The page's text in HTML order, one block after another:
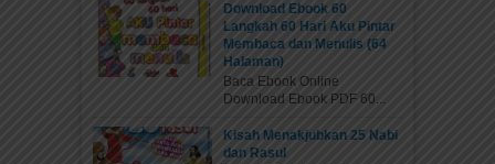
Download Ebook 60
Langkah 60 Hari Aku Pintar
Membaca dan Menulis (64
Halaman)
Baca Ebook Online
Download Ebook PDF 60...
Kisah Menakjubkan 25 Nabi
dan Rasul